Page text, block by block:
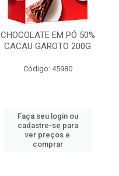
CHOCOLATE EM PÓ 50%
CACAU GAROTO 200G
Código: 45980
Faça seu login ou
cadastre-se para
ver preços e
comprar